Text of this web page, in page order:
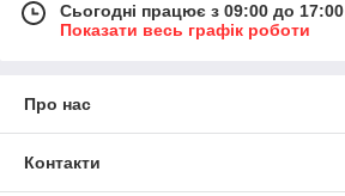
Сьогодні працює з 09:00 до 17:00
Показати весь графік роботи
Про нас
Контакти